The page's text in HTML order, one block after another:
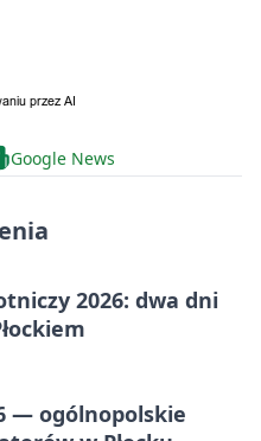
Google News
2026: dwa dni
— ogólnopolskie